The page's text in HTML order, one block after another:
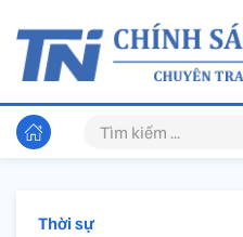
Thời sự